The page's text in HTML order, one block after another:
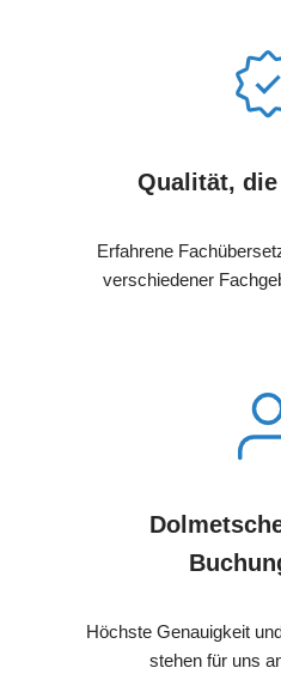
Qualität,
Erfahrene
verschiedener
Höchste Genauigkeit
stehen für uns